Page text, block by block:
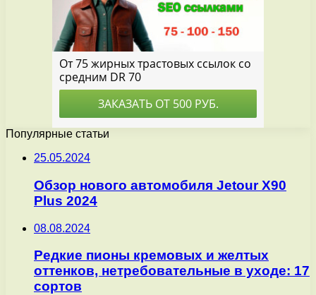
Популярные статьи
25.05.2024
Обзор нового автомобиля Jetour X90
Plus 2024
08.08.2024
Редкие пионы кремовых и желтых
оттенков, нетребовательные в уходе: 17
сортов